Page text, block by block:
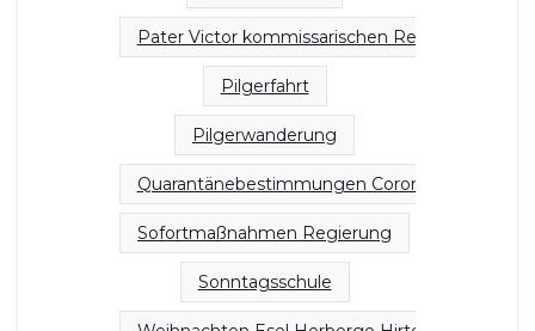
Pater Victor kommissarischen Rektor
Pilgerfahrt
Pilgerwanderung
Quarantänebestimmungen Corona
Sofortmaßnahmen Regierung
Sonntagsschule